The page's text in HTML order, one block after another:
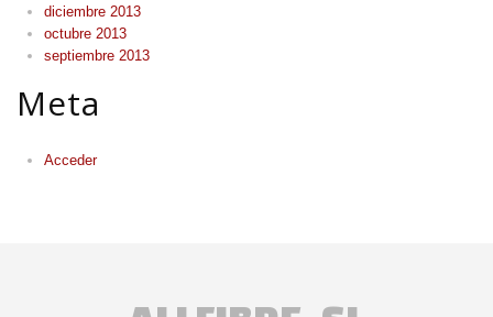
diciembre 2013
octubre 2013
septiembre 2013
Meta
Acceder